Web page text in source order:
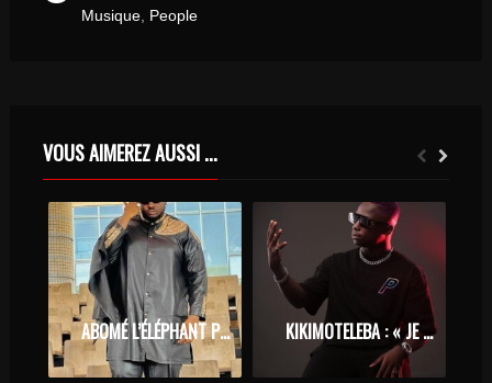
Musique, People
VOUS AIMEREZ AUSSI ...
ABOMÉ L’ÉLÉPHANT PREND CONGÉ DU SHOWBIZ KIKIMOTELEBA : « JE N’AI REÇU AUCUN FRANC POUR TIGINI »